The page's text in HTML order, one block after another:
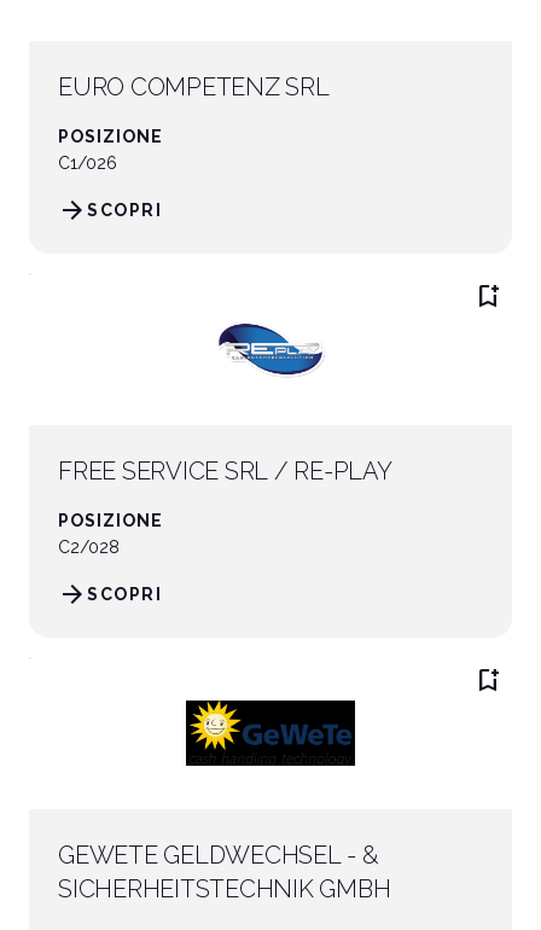
EURO COMPETENZ SRL
POSIZIONE
C1/026
SCOPRI
arrow_forward
bookmark_add
FREE SERVICE SRL / RE-PLAY
POSIZIONE
C2/028
SCOPRI
arrow_forward
bookmark_add
GEWETE GELDWECHSEL - &
SICHERHEITSTECHNIK GMBH